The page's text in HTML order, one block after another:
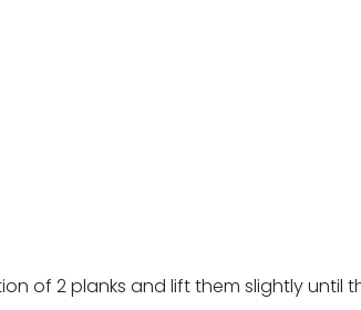
of 2 planks and lift them slightly until